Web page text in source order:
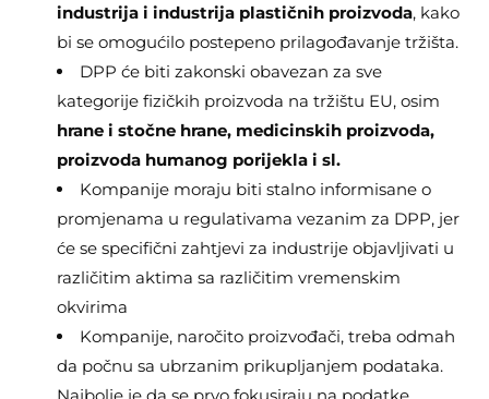
industrija i industrija plastičnih proizvoda, kako
bi se omogućilo postepeno prilagođavanje tržišta.
DPP će biti zakonski obavezan za sve
kategorije fizičkih proizvoda na tržištu EU, osim
hrane i stočne hrane, medicinskih proizvoda,
proizvoda humanog porijekla i sl.
Kompanije moraju biti stalno informisane o
promjenama u regulativama vezanim za DPP, jer
će se specifični zahtjevi za industrije objavljivati u
različitim aktima sa različitim vremenskim
okvirima
Kompanije, naročito proizvođači, treba odmah
da počnu sa ubrzanim prikupljanjem podataka.